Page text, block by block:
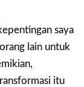
saya
lain untuk
itu